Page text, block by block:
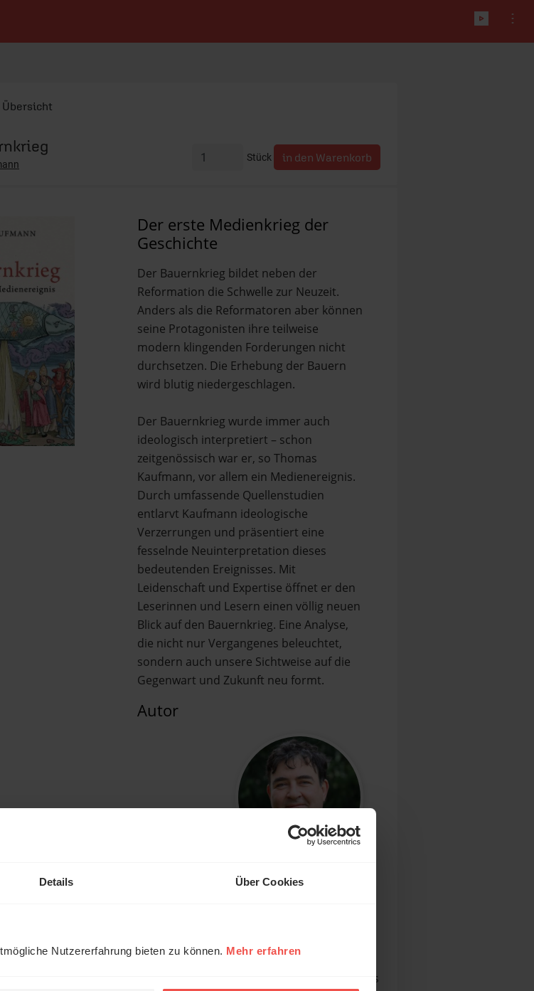
Details Über Cookies
Nutzererfahrung bieten zu können. Mehr erfahren
Übersicht
Stück
Der erste Medienkrieg der
Geschichte
Der Bauernkrieg bildet neben der
Reformation die Schwelle zur Neuzeit.
Anders als die Reformatoren aber können
seine Protagonisten ihre teilweise
modern klingenden Forderungen nicht
durchsetzen. Die Erhebung der Bauern
wird blutig niedergeschlagen.
Der Bauernkrieg wurde immer auch
ideologisch interpretiert – schon
zeitgenössisch war er, so Thomas
Kaufmann, vor allem ein Medienereignis.
Durch umfassende Quellenstudien
entlarvt Kaufmann ideologische
Verzerrungen und präsentiert eine
fesselnde Neuinterpretation dieses
bedeutenden Ereignisses. Mit
Leidenschaft und Expertise öffnet er den
Leserinnen und Lesern einen völlig neuen
Blick auf den Bauernkrieg. Eine Analyse,
die nicht nur Vergangenes beleuchtet,
sondern auch unsere Sichtweise auf die
Gegenwart und Zukunft neu formt.
Autor
Thomas Kaufmann
Prof. Dr. Dr. theol. h.c. Dr. phil. h.c. Thomas
Kaufmann, geb. 1962, Inhaber des Lehrstuhls